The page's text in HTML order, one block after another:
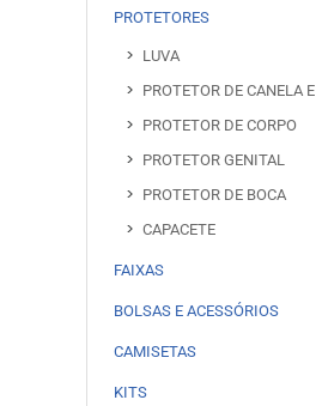
PROTETORES
LUVA
PROTETOR DE CANELA
PROTETOR DE CORPO
PROTETOR GENITAL
PROTETOR DE BOCA
CAPACETE
FAIXAS
BOLSAS E ACESSÓRIOS
CAMISETAS
KITS